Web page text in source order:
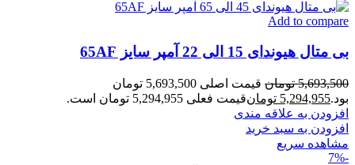
Add to compare
بی متال هیوندای 15 الی 22 آمپر سایز 65AF
5,693,500 تومان
قیمت اصلی 5,693,500 تومان
بود.5,294,955 تومانقیمت فعلی 5,294,955 تومان است.
افزودن به علاقه مندی
افزودن به سبد خرید
مشاهده سریع
-7%